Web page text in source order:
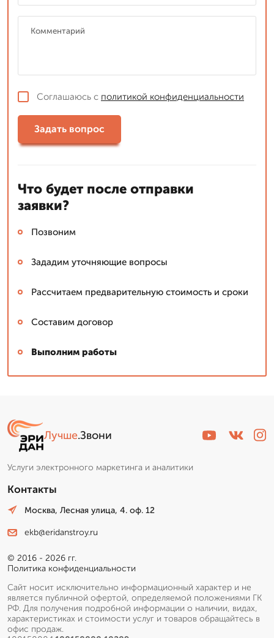
Соглашаюсь с политикой конфиденциальности
Задать вопрос
Что будет после отправки
заявки?
Позвоним
Зададим уточняющие вопросы
Рассчитаем предварительную стоимость и сроки
Составим договор
Выполним работы
Лучше.Звони
Услуги электронного маркетинга и аналитики
Контакты
Москва, Лесная улица, 4. оф. 12
ekb@eridanstroy.ru
© 2016 - 2026 гг.
Политика конфиденциальности
Сайт носит исключительно информационный характер и не
является публичной офертой, определяемой положениями ГК
РФ. Для получения подробной информации о наличии, видах,
характеристиках и стоимости услуг и товаров обращайтесь в
офис продаж.